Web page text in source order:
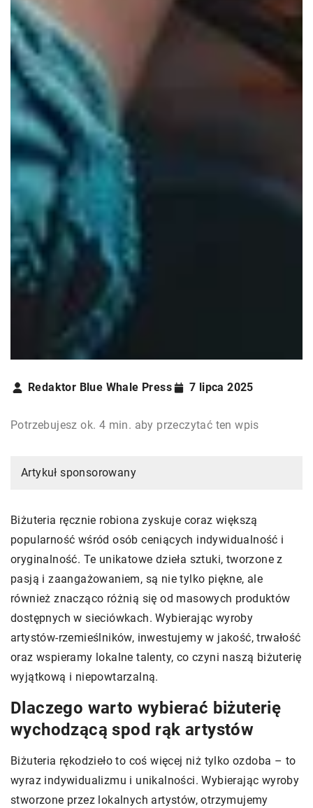
Redaktor Blue Whale Press 7 lipca 2025
Potrzebujesz ok. 4 min. aby przeczytać ten wpis
Artykuł sponsorowany
Biżuteria ręcznie robiona zyskuje coraz większą
popularność wśród osób ceniących indywidualność i
oryginalność. Te unikatowe dzieła sztuki, tworzone z
pasją i zaangażowaniem, są nie tylko piękne, ale
również znacząco różnią się od masowych produktów
dostępnych w sieciówkach. Wybierając wyroby
artystów-rzemieślników, inwestujemy w jakość, trwałość
oraz wspieramy lokalne talenty, co czyni naszą biżuterię
wyjątkową i niepowtarzalną.
Dlaczego warto wybierać biżuterię
wychodzącą spod rąk artystów
Biżuteria rękodzieło to coś więcej niż tylko ozdoba – to
wyraz indywidualizmu i unikalności. Wybierając wyroby
stworzone przez lokalnych artystów, otrzymujemy